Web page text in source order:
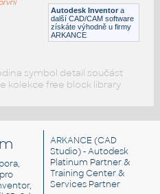
Autodesk Inventor a
další CAD/CAM software
získáte výhodně u firmy
ARKANCE
symbol detail součást
kolekce free block library
ARKANCE (CAD
Studio) - Autodesk
Platinum Partner &
Training Center &
Services Partner